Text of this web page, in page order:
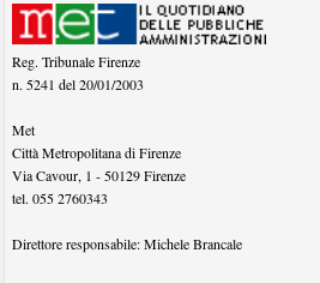
Reg. Tribunale Firenze
n. 5241 del 20/01/2003
Met
Città Metropolitana di Firenze
Via Cavour, 1 - 50129 Firenze
tel.055 2760343
Direttore responsabile:Michele Brancale